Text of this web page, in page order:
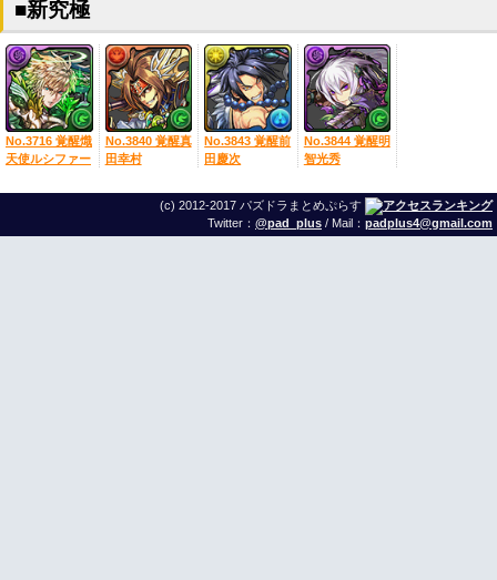
■新究極
No.3716 覚醒熾
天使ルシファー
No.3840 覚醒真
田幸村
No.3843 覚醒前
田慶次
No.3844 覚醒明
智光秀
(c) 2012-2017 パズドラまとめぷらす
Twitter： @pad_plus / Mail： padplus4@gmail.com